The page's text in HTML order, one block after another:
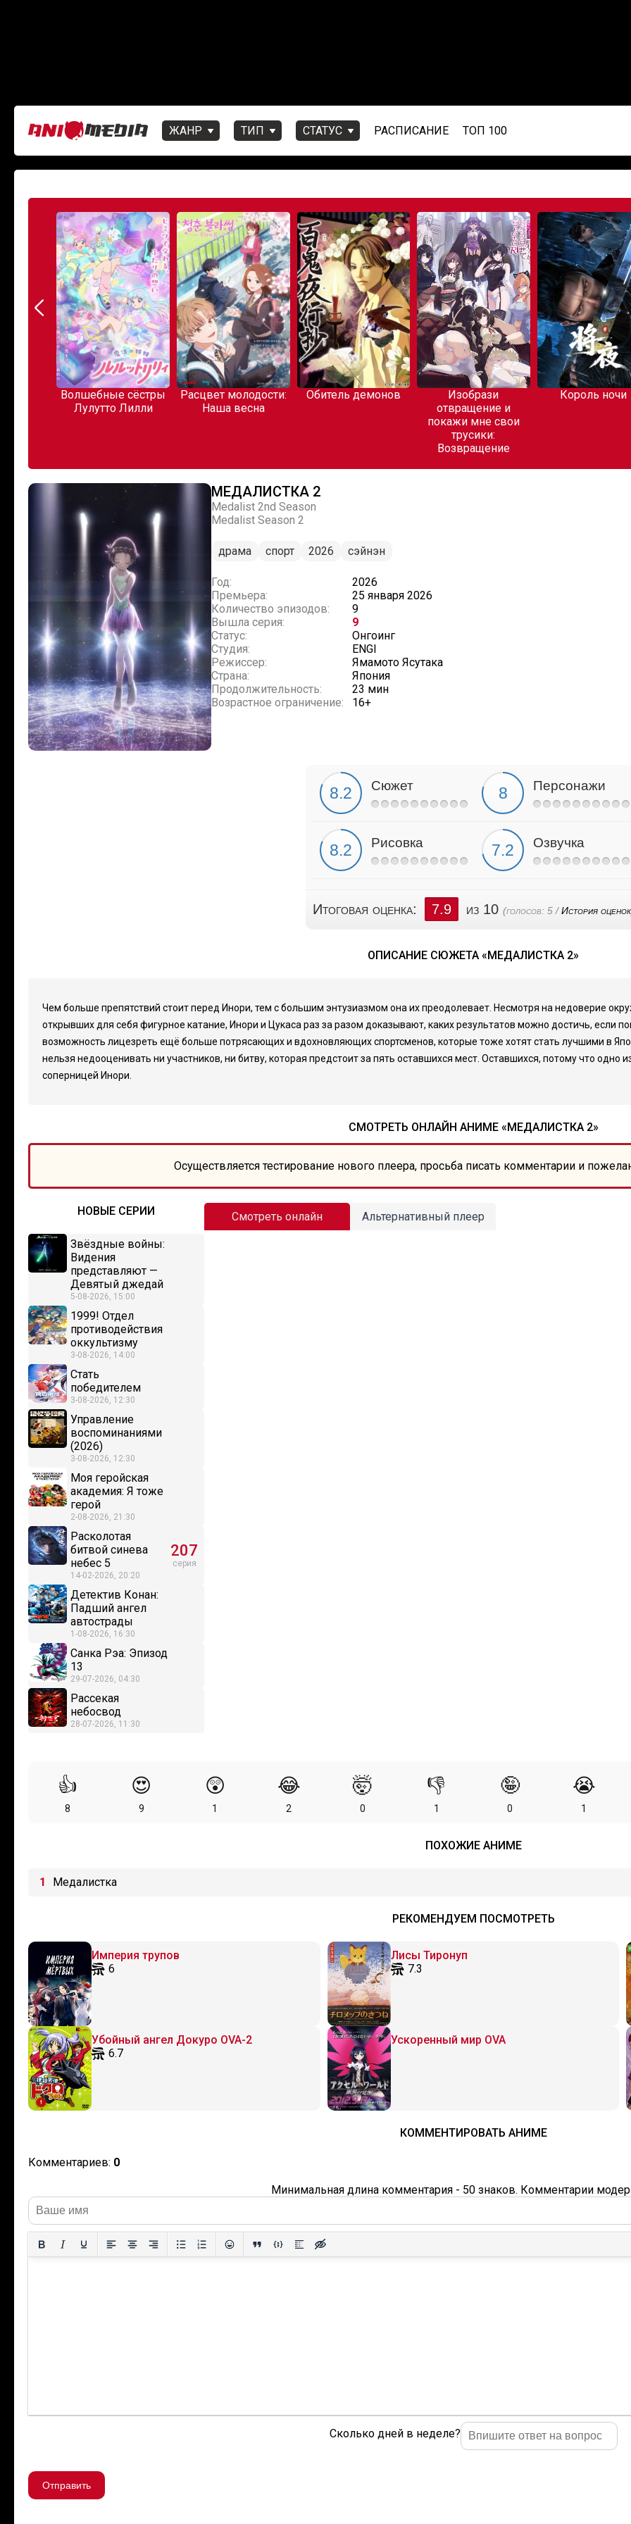
ЖАНР ТИП СТАТУС РАСПИСАНИЕ ТОП 100
Волшебные сёстры
Лулутто Лилли
Расцвет молодости:
Наша весна
Обитель демонов
Изобрази
отвращение и
покажи мне свои
трусики:
Возвращение
Король ночи
МЕДАЛИСТКА 2
Medalist 2nd Season
Medalist Season 2
драма спорт 2026 сэйнэн
Год:
2026
Премьера:
25 января 2026
Количество эпизодов:
9
Вышла серия:
9
Статус:
Онгоинг
Студия:
ENGI
Режиссер:
Ямамото Ясутака
Страна:
Япония
Продолжительность:
23 мин
Возрастное ограничение:
16+
Сюжет Персонажи
Рисовка Озвучка
Итоговая оценка: 7.9 из 10 (голосов: 5/История оценок
ОПИСАНИЕ СЮЖЕТА «МЕДАЛИСТКА 2»
Чем больше препятствий стоит перед Инори, тем с большим энтузиазмом она их преодолевает. Несмотря на недоверие
открывших для себя фигурное катание, Инори и Цукаса раз за разом доказывают, каких результатов можно достичь, если
возможность лицезреть ещё больше потрясающих и вдохновляющих спортсменов, которые тоже хотят стать лучшими в
нельзя недооценивать ни участников, ни битву, которая предстоит за пять оставшихся мест. Оставшихся, потому что одно
соперницей Инори.
СМОТРЕТЬ ОНЛАЙН АНИМЕ «МЕДАЛИСТКА 2»
Осуществляется тестирование нового плеера, просьба писать комментарии и
НОВЫЕ СЕРИИ
Звёздные войны:
Видения
представляют —
Девятый джедай
5-08-2026, 15:00
1999! Отдел
противодействия
оккультизму
3-08-2026, 14:00
Стать
победителем
3-08-2026, 12:30
Управление
воспоминаниями
(2026)
3-08-2026, 12:30
Моя геройская
академия: Я тоже
герой
2-08-2026, 21:30
Расколотая
битвой синева
небес 5
14-02-2026, 20:20
207
серия
Детектив Конан:
Падший ангел
автострады
1-08-2026, 16:30
Санка Рэа: Эпизод
13
29-07-2026, 04:30
Рассекая
небосвод
28-07-2026, 11:30
Смотреть онлайн Альтернативный плеер
👍
8
😍
9
😲
1
😂
2
🤯
0
👎
1
🤪
0
😭
1
ПОХОЖИЕ АНИМЕ
Медалистка
РЕКОМЕНДУЕМ ПОСМОТРЕТЬ
Империя трупов
6
Лисы Тиронуп
7.3
Убойный ангел Докуро OVA-2
6.7
Ускоренный мир OVA
КОММЕНТИРОВАТЬ АНИМЕ
Комментариев: 0
Минимальная длина комментария - 50 знаков. Комментарии
Сколько дней в неделе?
Отправить